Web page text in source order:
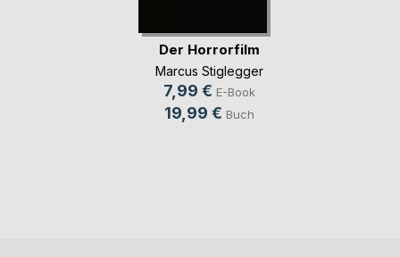
Der Horrorfilm
Marcus Stiglegger
7,99 € E-Book
19,99 € Buch